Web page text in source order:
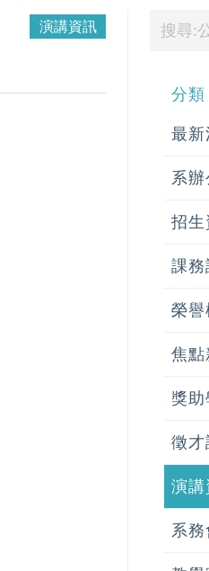
演講資訊
分類
最新
系
招生
課務
榮譽
焦點
獎助
徵才
演講
系